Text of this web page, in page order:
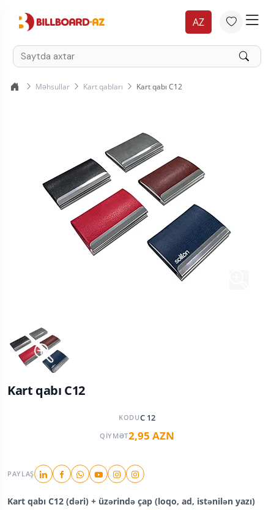
AZ
Məhsullar Kart qabları Kart qabı C12
Kart qabı C12
KODUC 12
QIYMƏT2,95 AZN
PAYLAŞ
Kart qabı C12 (dəri) + üzərində çap (loqo, ad, istənilən yazı)